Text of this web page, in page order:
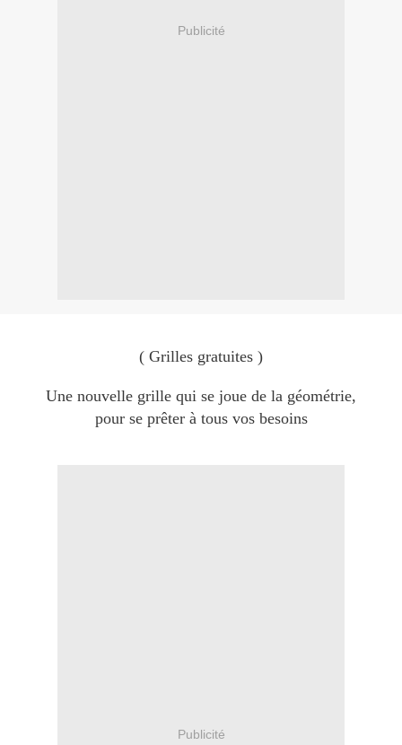
Publicité
( Grilles gratuites )
Une nouvelle grille qui se joue de la géométrie,
pour se prêter à tous vos besoins
Publicité